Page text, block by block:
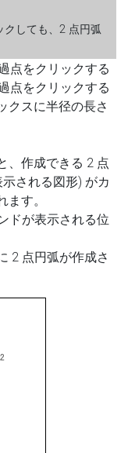
クしても、2 点円弧
点をクリックする
点をクリックする
クスに半径の長さ
、作成できる 2 点
される図形) がカ
す。
ドが表示される位
2 点円弧が作成さ